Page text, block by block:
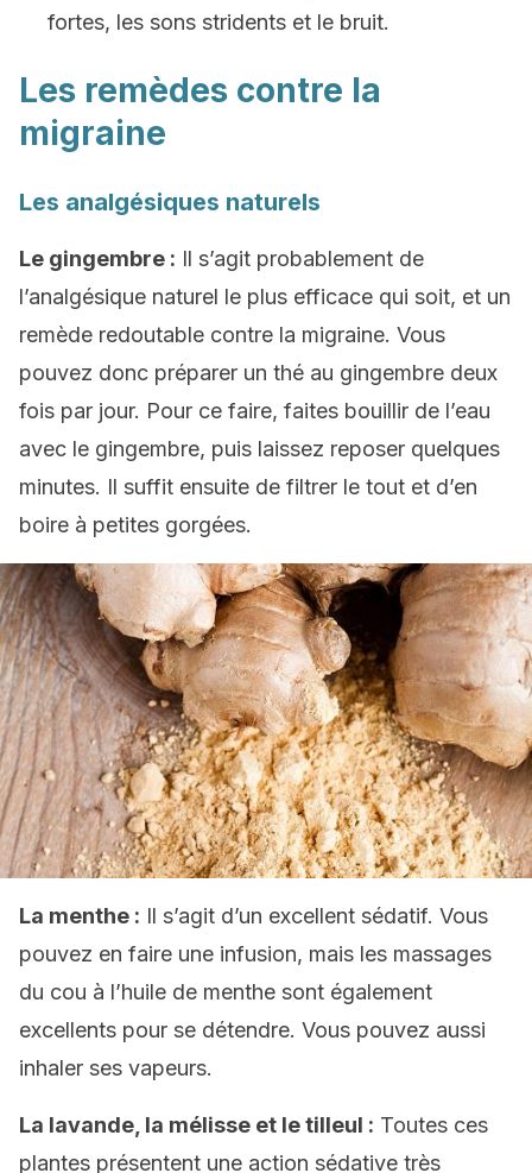
fortes, les sons stridents et le bruit.
Les remèdes contre la
migraine
Les analgésiques naturels
Le gingembre : Il s’agit probablement de
l’analgésique naturel le plus efficace qui soit, et un
remède redoutable contre la migraine. Vous
pouvez donc préparer un thé au gingembre deux
fois par jour. Pour ce faire, faites bouillir de l’eau
avec le gingembre, puis laissez reposer quelques
minutes. Il suffit ensuite de filtrer le tout et d’en
boire à petites gorgées.
La menthe : Il s’agit d’un excellent sédatif. Vous
pouvez en faire une infusion, mais les massages
du cou à l’huile de menthe sont également
excellents pour se détendre. Vous pouvez aussi
inhaler ses vapeurs.
La lavande, la mélisse et le tilleul : Toutes ces
plantes présentent une action sédative très